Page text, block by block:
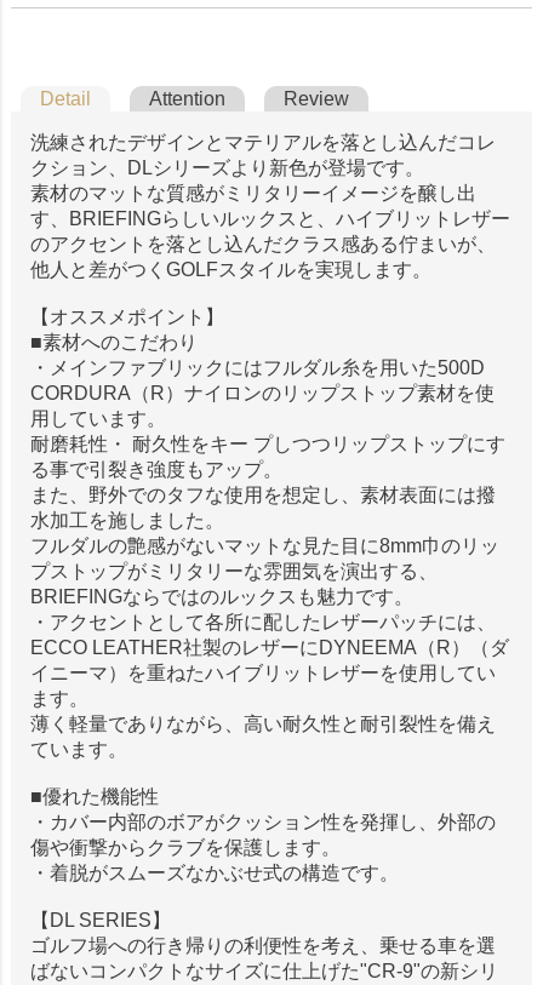
Detail Attention Review
洗練されたデザインとマテリアルを落とし込んだコレ
クション、DLシリーズより新色が登場です。
素材のマットな質感がミリタリーイメージを醸し出
す、BRIEFINGらしいルックスと、ハイブリットレザー
のアクセントを落とし込んだクラス感ある佇まいが、
他人と差がつくGOLFスタイルを実現します。
【オススメポイント】
■素材へのこだわり
・メインファブリックにはフルダル糸を用いた500D
CORDURA（R）ナイロンのリップストップ素材を使
用しています。
耐磨耗性・ 耐久性をキー プしつつリップストップにす
る事で引裂き強度もアップ。
また、野外でのタフな使用を想定し、素材表面には撥
水加工を施しました。
フルダルの艶感がないマットな見た目に8mm巾のリッ
プストップがミリタリーな雰囲気を演出する、
BRIEFINGならではのルックスも魅力です。
・アクセントとして各所に配したレザーパッチには、
ECCO LEATHER社製のレザーにDYNEEMA（R）（ダ
イニーマ）を重ねたハイブリットレザーを使用してい
ます。
薄く軽量でありながら、高い耐久性と耐引裂性を備え
ています。
■優れた機能性
・カバー内部のボアがクッション性を発揮し、外部の
傷や衝撃からクラブを保護します。
・着脱がスムーズなかぶせ式の構造です。
【DL SERIES】
ゴルフ場への行き帰りの利便性を考え、乗せる車を選
ばないコンパクトなサイズに仕上げた"CR-9"の新シリ